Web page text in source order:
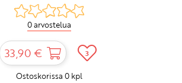
0 arvostelua
33,90 € 3
Ostoskorissa 0 kpl